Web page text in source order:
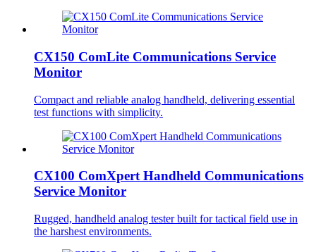
CX150 ComLite Communications Service
Monitor
Compact and reliable analog handheld, delivering essential
test functions with simplicity.
CX100 ComXpert Handheld Communications
Service Monitor
Rugged, handheld analog tester built for tactical field use in
the harshest environments.